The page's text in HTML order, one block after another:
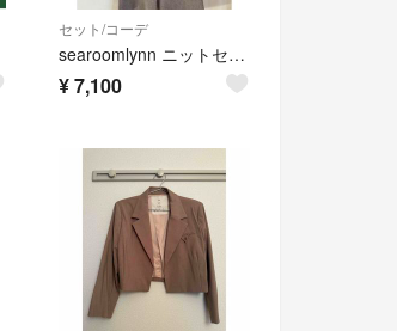
セット/コーデ
searoomlynn ニットセットアップ
¥7,100